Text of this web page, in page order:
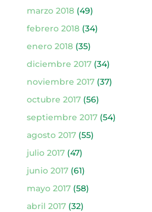
marzo 2018(49)
febrero 2018(34)
enero 2018(35)
diciembre 2017(34)
noviembre 2017(37)
octubre 2017(56)
septiembre 2017(54)
agosto 2017(55)
julio 2017(47)
junio 2017(61)
mayo 2017(58)
abril 2017(32)